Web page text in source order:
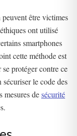
être victimes
ont utilisé
smartphones
cette méthode est
protéger contre ce
le code des
mesures desécurité